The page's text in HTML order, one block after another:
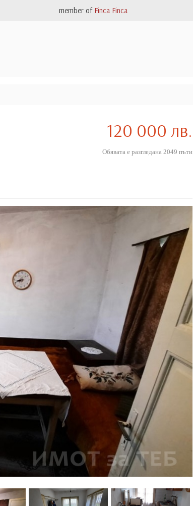
member of Finca Finca
120 000 лв.
Обявата е разгледана 2049 пъти